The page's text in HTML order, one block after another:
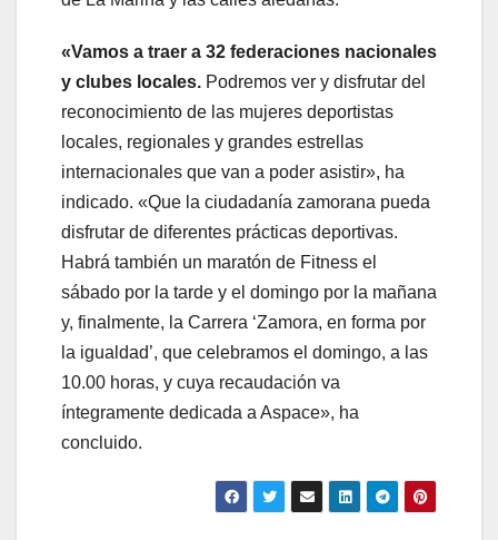
«Vamos a traer a 32 federaciones nacionales
y clubes locales. Podremos ver y disfrutar del
reconocimiento de las mujeres deportistas
locales, regionales y grandes estrellas
internacionales que van a poder asistir», ha
indicado. «Que la ciudadanía zamorana pueda
disfrutar de diferentes prácticas deportivas.
Habrá también un maratón de Fitness el
sábado por la tarde y el domingo por la mañana
y, finalmente, la Carrera ‘Zamora, en forma por
la igualdad’, que celebramos el domingo, a las
10.00 horas, y cuya recaudación va
íntegramente dedicada a Aspace», ha
concluido.